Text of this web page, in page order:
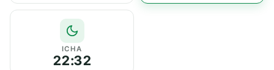
ICHA
22:32